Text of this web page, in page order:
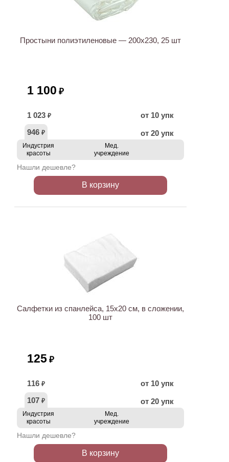
Простыни полиэтиленовые — 200х230, 25 шт
1 100 ₽
1 023 ₽
от 10 упк
946 ₽ от 20 упк
Индустрия
красоты
Мед.
учреждение
Нашли дешевле?
В корзину
Салфетки из спанлейса, 15х20 см, в сложении,
100 шт
125 ₽
116 ₽
от 10 упк
107 ₽ от 20 упк
Индустрия
красоты
Мед.
учреждение
Нашли дешевле?
В корзину